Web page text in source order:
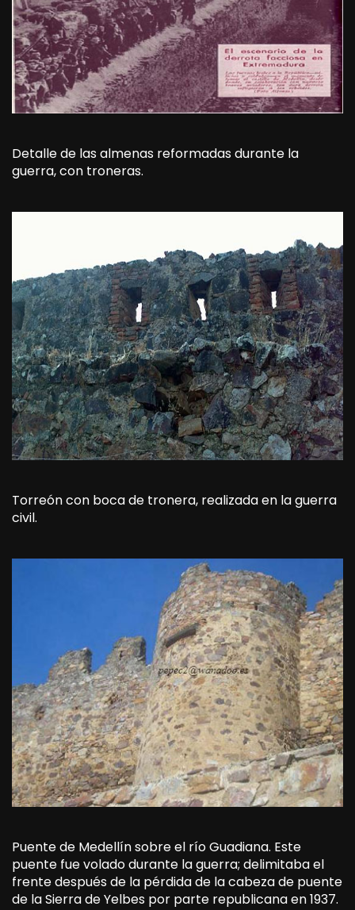
Detalle de las almenas reformadas durante la
guerra, con troneras.
Torreón con boca de tronera, realizada en la guerra
civil.
Puente de Medellín sobre el río Guadiana. Este
puente fue volado durante la guerra; delimitaba el
frente después de la pérdida de la cabeza de puente
de la Sierra de Yelbes por parte republicana en 1937.